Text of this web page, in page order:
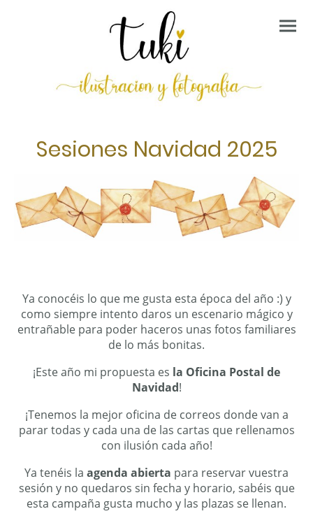
Sesiones Navidad 2025
Ya conocéis lo que me gusta esta época del año :) y
como siempre intento daros un escenario mágico y
entrañable para poder haceros unas fotos familiares
de lo más bonitas.
¡Este año mi propuesta es la Oficina Postal de
Navidad!
¡Tenemos la mejor oficina de correos donde van a
parar todas y cada una de las cartas que rellenamos
con ilusión cada año!
Ya tenéis la agenda abierta para reservar vuestra
sesión y no quedaros sin fecha y horario, sabéis que
esta campaña gusta mucho y las plazas se llenan.